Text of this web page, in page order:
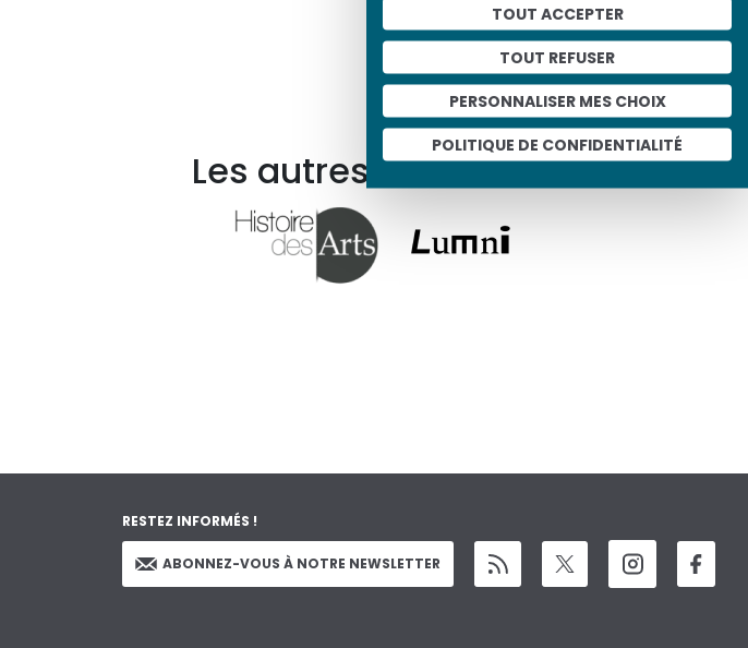
TOUT ACCEPTER
TOUT REFUSER
PERSONNALISER MES CHOIX
POLITIQUE DE CONFIDENTIALITÉ
Les autres ressources
RESTEZ INFORMÉS !
ABONNEZ-VOUS À NOTRE NEWSLETTER